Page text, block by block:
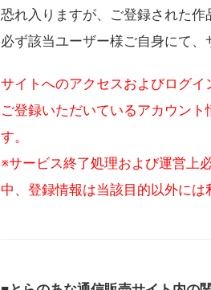
恐れ入りますが、ご登録された
必ず該当ユーザー様ご自身にて、
サイトへのアクセスおよびログイ
ご登録いただいているアカウン
す。
※サービス終了処理および運営上
中、登録情報は当該目的以外には